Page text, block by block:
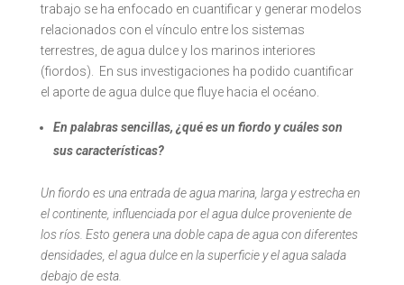
trabajo se ha enfocado en cuantificar y generar modelos
relacionados con el vínculo entre los sistemas
terrestres, de agua dulce y los marinos interiores
(fiordos). En sus investigaciones ha podido cuantificar
el aporte de agua dulce que fluye hacia el océano.
En palabras sencillas, ¿qué es un fiordo y cuáles son
sus características?
Un fiordo es una entrada de agua marina, larga y estrecha en
el continente, influenciada por el agua dulce proveniente de
los ríos. Esto genera una doble capa de agua con diferentes
densidades, el agua dulce en la superficie y el agua salada
debajo de esta.